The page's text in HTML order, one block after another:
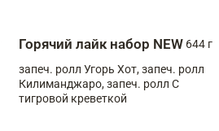
Горячий лайк набор NEW 644 г
запеч. ролл Угорь Хот, запеч. ролл
Килиманджаро, запеч. ролл С
тигровой креветкой